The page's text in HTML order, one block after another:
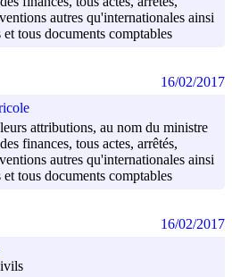
autres qu'internationales ainsi
et tous documents comptables
attributions, au nom du ministre
finances, tous actes, arrêtés,
autres qu'internationales ainsi
et tous documents comptables
16/02/2017
16/02/2017